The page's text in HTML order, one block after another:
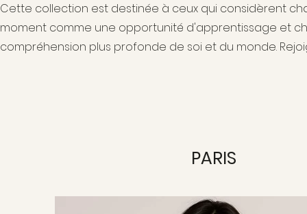
Cette collection est destinée à ceux qui considèrent
moment comme une opportunité d'apprentissage et
compréhension plus profonde de soi et du monde.
PARIS